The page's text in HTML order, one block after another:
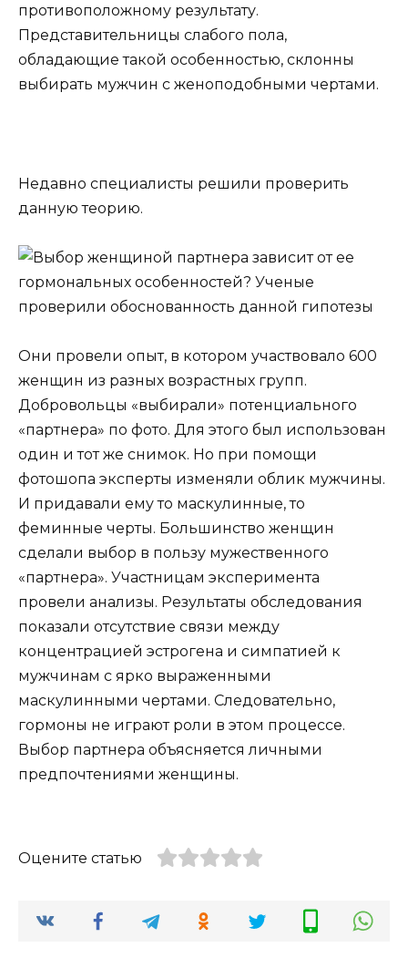
противоположному результату.
Представительницы слабого пола,
обладающие такой особенностью, склонны
выбирать мужчин с женоподобными чертами.
Недавно специалисты решили проверить
данную теорию.
Они провели опыт, в котором участвовало 600
женщин из разных возрастных групп.
Добровольцы «выбирали» потенциального
«партнера» по фото. Для этого был использован
один и тот же снимок. Но при помощи
фотошопа эксперты изменяли облик мужчины.
И придавали ему то маскулинные, то
феминные черты. Большинство женщин
сделали выбор в пользу мужественного
«партнера». Участницам эксперимента
провели анализы. Результаты обследования
показали отсутствие связи между
концентрацией эстрогена и симпатией к
мужчинам с ярко выраженными
маскулинными чертами. Следовательно,
гормоны не играют роли в этом процессе.
Выбор партнера объясняется личными
предпочтениями женщины.
Оцените статью